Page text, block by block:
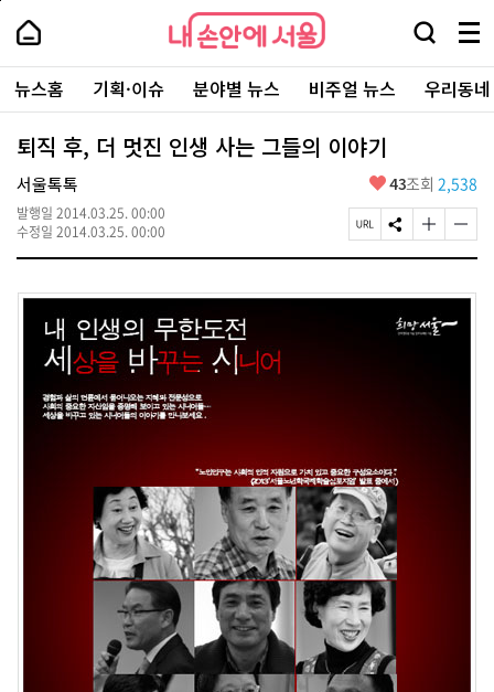
본
로
가
내
손
안
에
서
울
-
서
울
시
대
표
소
포
내
손
에
울
검
창
열
기
메
뉴
전
체
보
주
요
서
뉴스홈 기획·이슈 분야별 뉴스 비주얼 뉴스 우리동
퇴직 후, 더 멋진 인생 사는 그들의 이야기
서울톡톡
발행일 2014.03.25. 00:00
수정일 2014.03.25. 00:00
좋
요
43조회 2,538
페
이
U
R
S
N
공
유
하
기
글
자
기
크
게
변
글
자
기
작
페
상
단
로